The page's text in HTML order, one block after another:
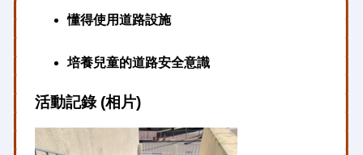
懂得使用道路設施
培養兒童的道路安全意識
活動記錄 (相片)